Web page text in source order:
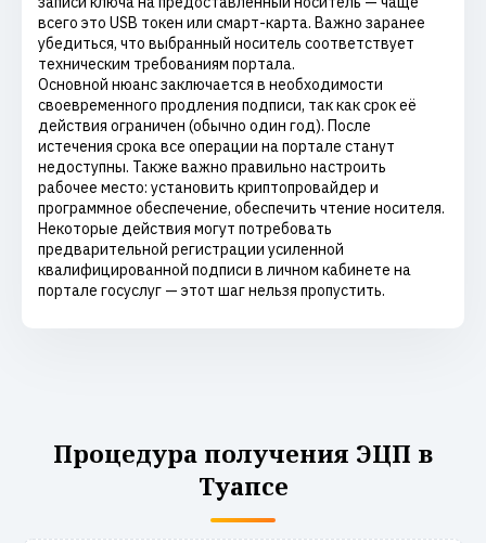
всего это USB токен или смарт-карта. Важно заранее
убедиться, что выбранный носитель соответствует
техническим требованиям портала.
Основной нюанс заключается в необходимости
своевременного продления подписи, так как срок её
действия ограничен (обычно один год). После
истечения срока все операции на портале станут
недоступны. Также важно правильно настроить
рабочее место: установить криптопровайдер и
программное обеспечение, обеспечить чтение носителя.
Некоторые действия могут потребовать
предварительной регистрации усиленной
квалифицированной подписи в личном кабинете на
портале госуслуг — этот шаг нельзя пропустить.
Процедура получения ЭЦП в
Туапсе